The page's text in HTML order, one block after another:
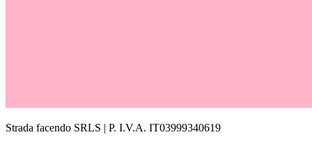
Strada facendo SRLS | P. I.V.A. IT03999340619